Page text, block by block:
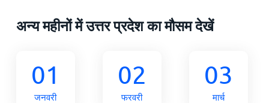
अन्य महीनों में उत्तर प्रदेश का मौसम देखें
01
जनवरी
02
फरवरी
03
मार्च